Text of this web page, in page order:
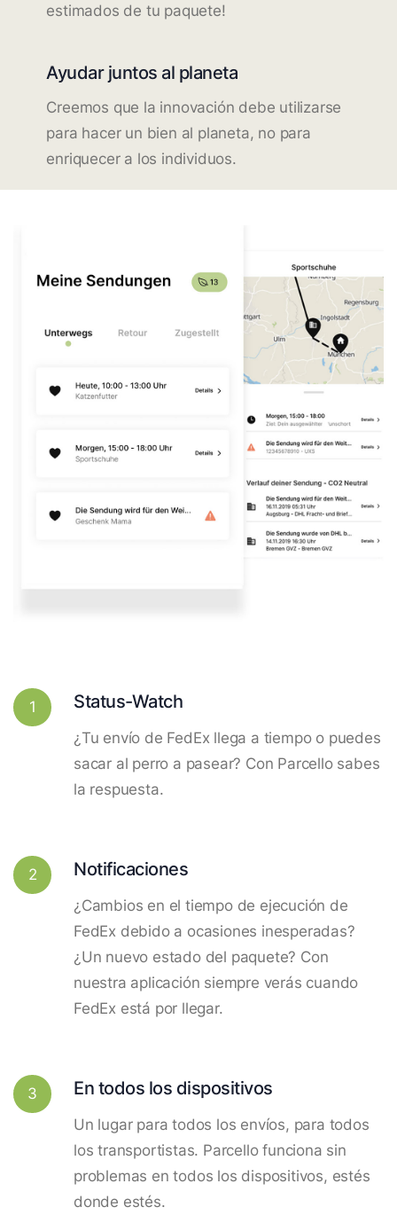
estimados de tu paquete!
Ayudar juntos al planeta
Creemos que la innovación debe utilizarse
para hacer un bien al planeta, no para
enriquecer a los individuos.
1 Status-Watch
¿Tu envío de FedEx llega a tiempo o puedes
sacar al perro a pasear? Con Parcello sabes
la respuesta.
2 Notificaciones
¿Cambios en el tiempo de ejecución de
FedEx debido a ocasiones inesperadas?
¿Un nuevo estado del paquete? Con
nuestra aplicación siempre verás cuando
FedEx está por llegar.
3 En todos los dispositivos
Un lugar para todos los envíos, para todos
los transportistas. Parcello funciona sin
problemas en todos los dispositivos, estés
donde estés.